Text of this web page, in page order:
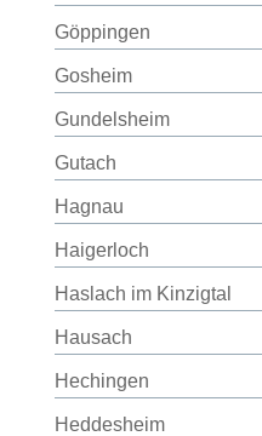
Göppingen
Gosheim
Gundelsheim
Gutach
Hagnau
Haigerloch
Haslach im Kinzigtal
Hausach
Hechingen
Heddesheim